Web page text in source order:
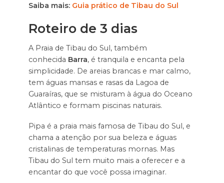
Saiba mais: Guia prático de Tibau do Sul
Roteiro de 3 dias
A Praia de Tibau do Sul, também
conhecida Barra, é tranquila e encanta pela
simplicidade. De areias brancas e mar calmo,
tem águas mansas e rasas da Lagoa de
Guaraíras, que se misturam à água do Oceano
Atlântico e formam piscinas naturais.
Pipa é a praia mais famosa de Tibau do Sul, e
chama a atenção por sua beleza e águas
cristalinas de temperaturas mornas. Mas
Tibau do Sul tem muito mais a oferecer e a
encantar do que você possa imaginar.